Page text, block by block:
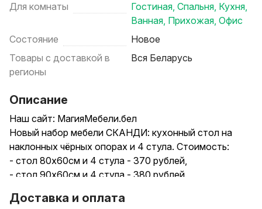
Для комнаты
Гостиная, Спальня, Кухня,
Ванная, Прихожая, Офис
Состояние
Новое
Товары с доставкой в
регионы
Вся Беларусь
Описание
Наш сайт: МагияМебели.бел
Новый набор мебели СКАНДИ: кухонный стол на
наклонных чёрных опорах и 4 стула. Стоимость:
- стол 80х60см и 4 стула - 370 рублей,
- стол 90х60см и 4 стула - 380 рублей,
- стол 110х70см и 4 стула - 410 рублей.
Доставка и оплата